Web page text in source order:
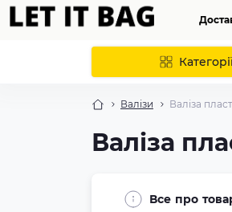
Валізи Валіза
Валіза
Все про